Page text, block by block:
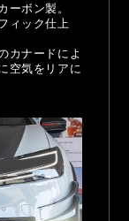
ーボン製。
ィック仕上
カナードによ
空気をリアに